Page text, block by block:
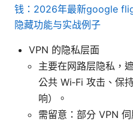
钱：2026年最新google
隐藏功能与实战例子
VPN 的隐私层面
主要在网路层隐私，
公共 Wi‑Fi 攻击、保
响）。
需留意：部分 VPN